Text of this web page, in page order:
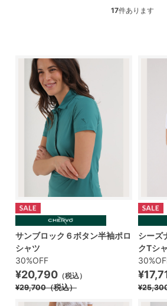
17件あります
サンブロック６ボタン半袖ポロ
シャツ
30%OFF
¥20,790 （税込）
¥29,700（税込）
シーズ
クTシ